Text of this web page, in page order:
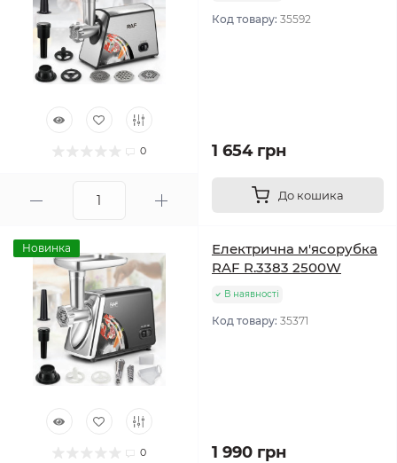
0
Код товару: 35592
1 654 грн
До кошика
Новинка
0
Електрична м'ясорубка
RAF R.3383 2500W
В наявності
Код товару: 35371
1 990 грн